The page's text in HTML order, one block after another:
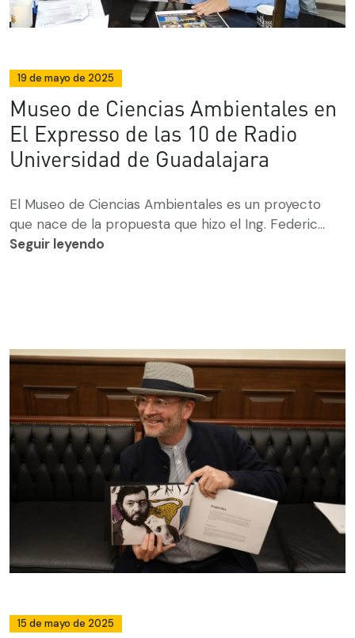
19 de mayo de 2025
Museo de Ciencias Ambientales en
El Expresso de las 10 de Radio
Universidad de Guadalajara
El Museo de Ciencias Ambientales es un proyecto
que nace de la propuesta que hizo el Ing. Federic...
Seguir leyendo
15 de mayo de 2025